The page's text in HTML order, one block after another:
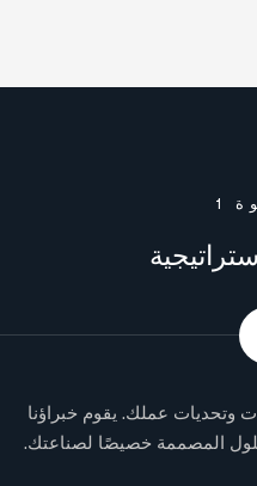
1
وتحديات عملك. يقوم خبراؤنا
المصممة خصيصًا لصناعتك.